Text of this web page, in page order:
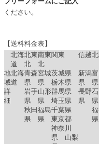
ください。
【送料料金表】
北海
道
北東
北
南東
北
関東 信越
地
域
詳
細
北海
道
青森
県
岩手
県
秋田
県
宮城
県
山形
県
福島
県
茨城県
栃木県
群馬県
埼玉県
千葉県
東京都
神奈川
県 山梨
新潟
県
長野
県
石